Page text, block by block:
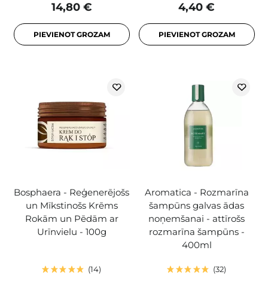
14,80 €
PIEVIENOT GROZAM
4,40 €
PIEVIENOT GROZAM
Bosphaera - Reģenerējošs
un Mīkstinošs Krēms
Rokām un Pēdām ar
Urīnvielu - 100g
14
Aromatica - Rozmarīna
šampūns galvas ādas
noņemšanai - attīrošs
rozmarīna šampūns -
400ml
32